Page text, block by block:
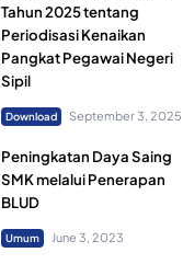
Tahun 2025 tentang
Periodisasi Kenaikan
Pangkat Pegawai Negeri
Sipil
Download September 3, 2025
Peningkatan Daya Saing
SMK melalui Penerapan
BLUD
Umum June 3, 2023